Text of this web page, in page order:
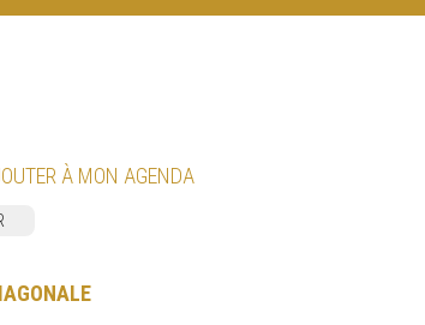
À MON AGENDA